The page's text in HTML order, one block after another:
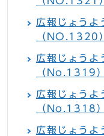
広報じょう
（NO.1320
広報じょう
（No.1319）
広報じょう
（No.1318）
広報じょう